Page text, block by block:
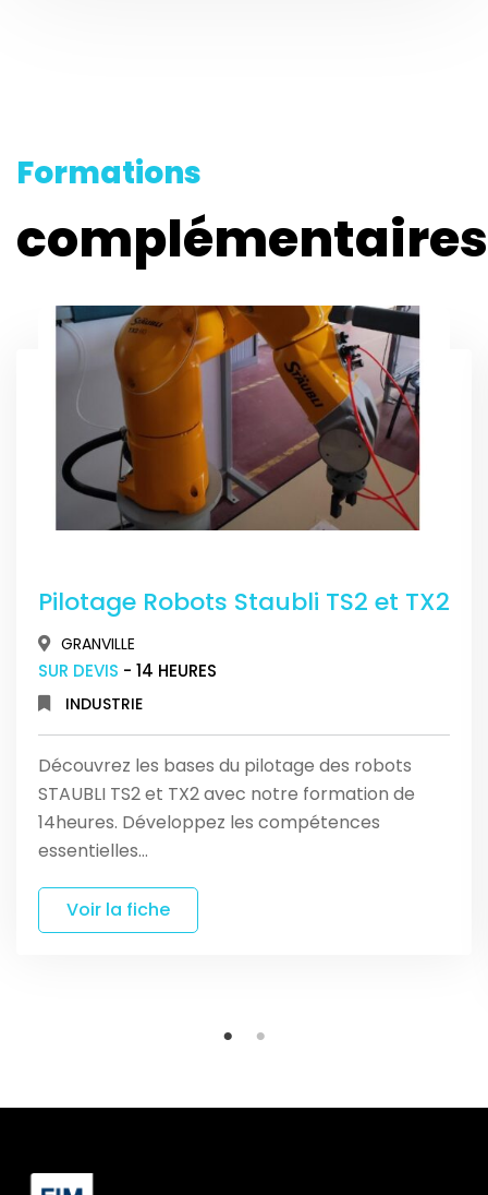
Formations
complémentaires
Pilotage Robots Staubli TS2 et TX2
GRANVILLE
SUR DEVIS - 14 HEURES
INDUSTRIE
Découvrez les bases du pilotage des robots
STAUBLI TS2 et TX2 avec notre formation de
14heures. Développez les compétences
essentielles…
Voir la fiche